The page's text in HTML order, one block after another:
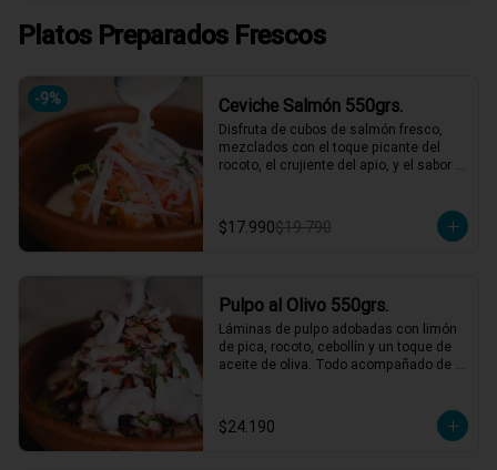
Platos Preparados Frescos
-9% Ceviche Salmón 550grs.
Disfruta de cubos de salmón fresco,
mezclados con el toque picante del
rocoto, el crujiente del apio, y el sabor
nuestra leche de tigre, que le da ese
punch perfecto. ¡Ideal para esos
hasta 4 picotean!
*El peso neto corresponde al producto
en su presentación completa, salsas o
acompañamientos incluidos.
$17.990$19.790
Pulpo al Olivo 550grs.
Láminas de pulpo adobadas con limón
de pica, rocoto, cebollín y un toque de
aceite de oliva. Todo acompañado de
quienes buscan algo especial y lleno
de sabor! 🐙🍋
$24.190